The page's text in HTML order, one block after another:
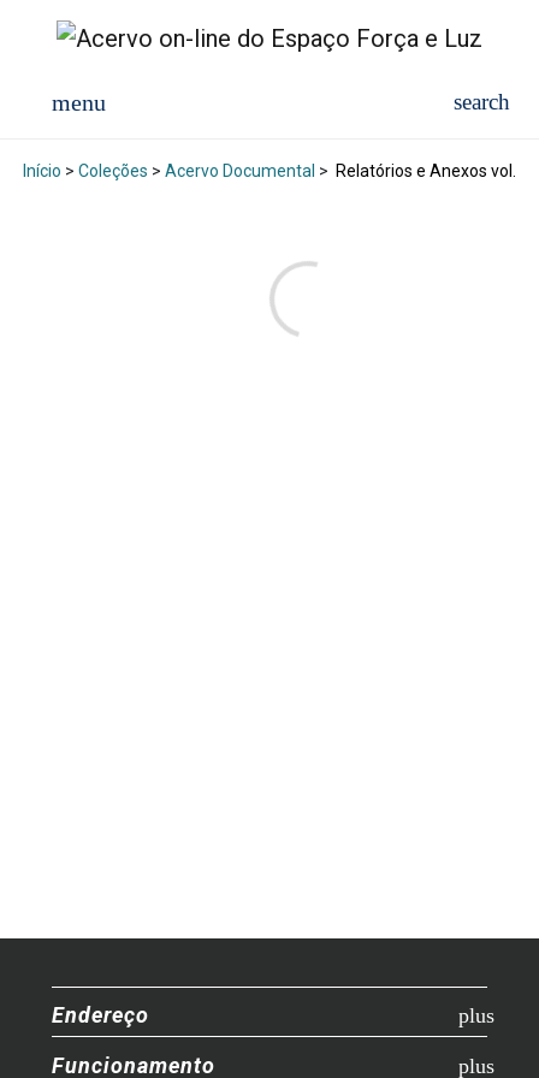
Início > Coleções > Acervo Documental > Relatórios e Anexos vol. 1
Endereço
Funcionamento